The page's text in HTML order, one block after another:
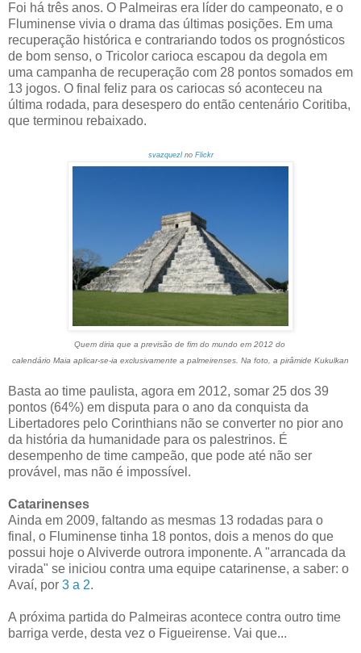
Foi há três anos. O Palmeiras era líder do campeonato, e o
Fluminense vivia o drama das últimas posições. Em uma
recuperação histórica e contrariando todos os prognósticos
de bom senso, o Tricolor carioca escapou da degola em
uma campanha de recuperação com 28 pontos somados em
13 jogos. O final feliz para os cariocas só aconteceu na
última rodada, para desespero do então centenário Coritiba,
que terminou rebaixado.
svazquezlno Flickr
Quem diria que a previsão de fim do mundo em 2012 do
calendário Maia aplicar-se-ia exclusivamente a palmeirenses. Na foto, a pirâmide Kukulkan
Basta ao time paulista, agora em 2012, somar 25 dos 39
pontos (64%) em disputa para o ano da conquista da
Libertadores pelo Corinthians não se converter no pior ano
da história da humanidade para os palestrinos. É
desempenho de time campeão, que pode até não ser
provável, mas não é impossível.
Catarinenses
Ainda em 2009, faltando as mesmas 13 rodadas para o
final, o Fluminense tinha 18 pontos, dois a menos do que
possui hoje o Alviverde outrora imponente. A "arrancada da
virada" se iniciou contra uma equipe catarinense, a saber: o
Avaí, por 3 a 2.
A próxima partida do Palmeiras acontece contra outro time
barriga verde, desta vez o Figueirense. Vai que...